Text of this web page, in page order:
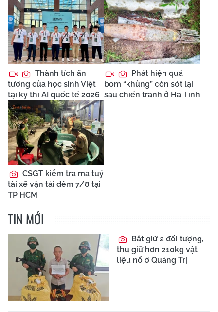
Thành tích ấn
tượng của học sinh Việt
tại kỳ thi AI quốc tế 2026
Phát hiện quả
bom “khủng” còn sót lại
sau chiến tranh ở Hà Tĩnh
CSGT kiểm tra ma tuý
tài xế vận tải đêm 7/8 tại
TP HCM
TIN MỚI
Bắt giữ 2 đối tượng,
thu giữ hơn 210kg vật
liệu nổ ở Quảng Trị